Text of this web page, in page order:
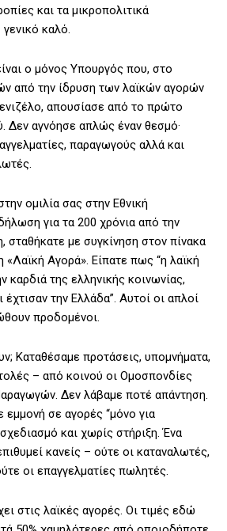
και τα μικροπολιτικά
καλό.
ο μόνος Υπουργός που, στο
από την ίδρυση των λαϊκών αγορών
απουσίασε από το πρώτο
Δεν αγνόησε απλώς έναν θεσμό·
παραγωγούς αλλά και
ομιλία σας στην Εθνική
για τα 200 χρόνια από την
σταθήκατε με συγκίνηση στον πίνακα
Αγορά». Είπατε πως “η λαϊκή
καρδιά της ελληνικής κοινωνίας,
έχτισαν την Ελλάδα”. Αυτοί οι απλοί
προδομένοι.
Καταθέσαμε προτάσεις, υπομνήματα,
– από κοινού οι Ομοσπονδίες
Δεν λάβαμε ποτέ απάντηση.
σε αγορές “μόνο για
και χωρίς στήριξη. Ένα
κανείς – ούτε οι καταναλωτές,
οι επαγγελματίες πωλητές.
στις λαϊκές αγορές. Οι τιμές εδώ